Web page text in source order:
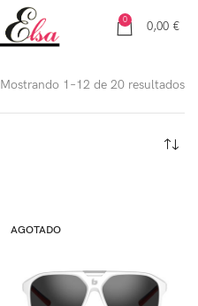
0 0,00 €
Mostrando 1–12 de 20 resultados
AGOTADO